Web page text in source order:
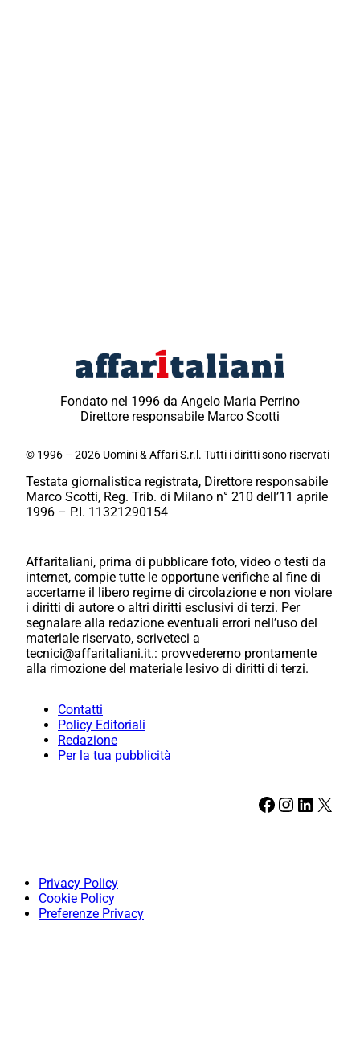
Fondato nel 1996 da Angelo Maria Perrino
Direttore responsabile Marco Scotti
© 1996 – 2026 Uomini & Affari S.r.l. Tutti i diritti sono riservati
Testata giornalistica registrata, Direttore responsabile
Marco Scotti, Reg. Trib. di Milano n° 210 dell’11 aprile
1996 – P.I. 11321290154
Affaritaliani, prima di pubblicare foto, video o testi da
internet, compie tutte le opportune verifiche al fine di
accertarne il libero regime di circolazione e non violare
i diritti di autore o altri diritti esclusivi di terzi. Per
segnalare alla redazione eventuali errori nell’uso del
materiale riservato, scriveteci a
tecnici@affaritaliani.it.: provvederemo prontamente
alla rimozione del materiale lesivo di diritti di terzi.
Contatti
Policy Editoriali
Redazione
Per la tua pubblicità
Facebook Instagram LinkedIn X
Privacy Policy
Cookie Policy
Preferenze Privacy